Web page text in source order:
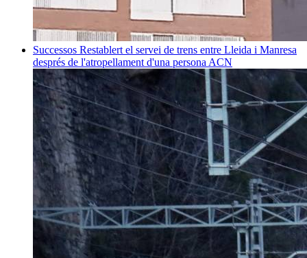
Successos Restablert el servei de trens entre Lleida i Manresa
després de l'atropellament d'una persona ACN